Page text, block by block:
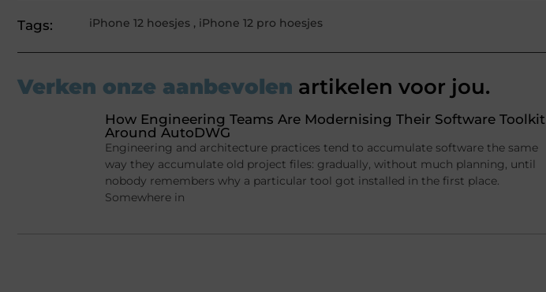
Tags: iPhone 12 hoesjes , iPhone 12 pro hoesjes
Verken onze aanbevolen artikelen voor jou.
How Engineering Teams Are Modernising Their Software Toolkit
Around AutoDWG
Engineering and architecture practices tend to accumulate software the same
way they accumulate old project files: gradually, without much planning, until
nobody remembers why a particular tool got installed in the first place.
Somewhere in